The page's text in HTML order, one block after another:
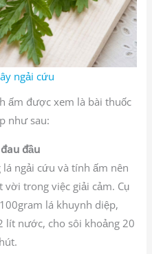
ngải cứu
ấm được xem là bài thuốc
như sau:
đầu
ngải cứu và tính ấm nên
vời trong việc giải cảm. Cụ
lá khuynh diệp,
lít nước, cho sôi khoảng 20